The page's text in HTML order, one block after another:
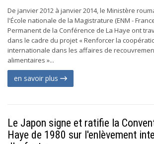
De janvier 2012 à janvier 2014, le Ministère
l'École nationale de la Magistrature (ENM -
Permanent de la Conférence de La Haye ont
dans le cadre du projet « Renforcer la
internationale dans les affaires de
alimentaires »...
en savoir plus
Le Japon signe et ratifie la
Haye de 1980 sur l'enlèvement